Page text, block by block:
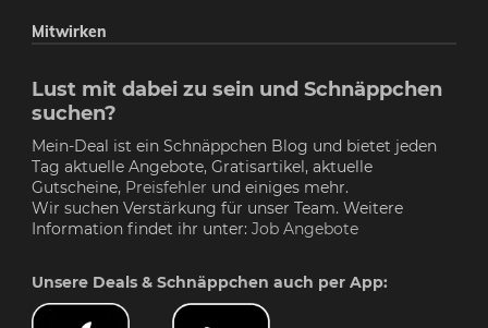
Mitwirken
Lust mit dabei zu sein und Schnäppchen
suchen?
Mein-Deal ist ein Schnäppchen Blog und bietet jeden
Tag aktuelle Angebote, Gratisartikel, aktuelle
Gutscheine, Preisfehler und einiges mehr.
Wir suchen Verstärkung für unser Team. Weitere
Information findet ihr unter: Job Angebote
Unsere Deals & Schnäppchen auch per App: